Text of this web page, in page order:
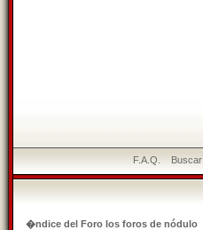
F.A.Q. Buscar
�ndice del Foro los foros de nódulo